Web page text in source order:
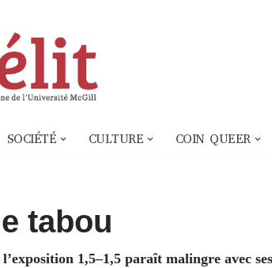
SOCIÉTÉ CULTURE COIN QUEER
tabou
1,5–1,5 paraît malingre avec